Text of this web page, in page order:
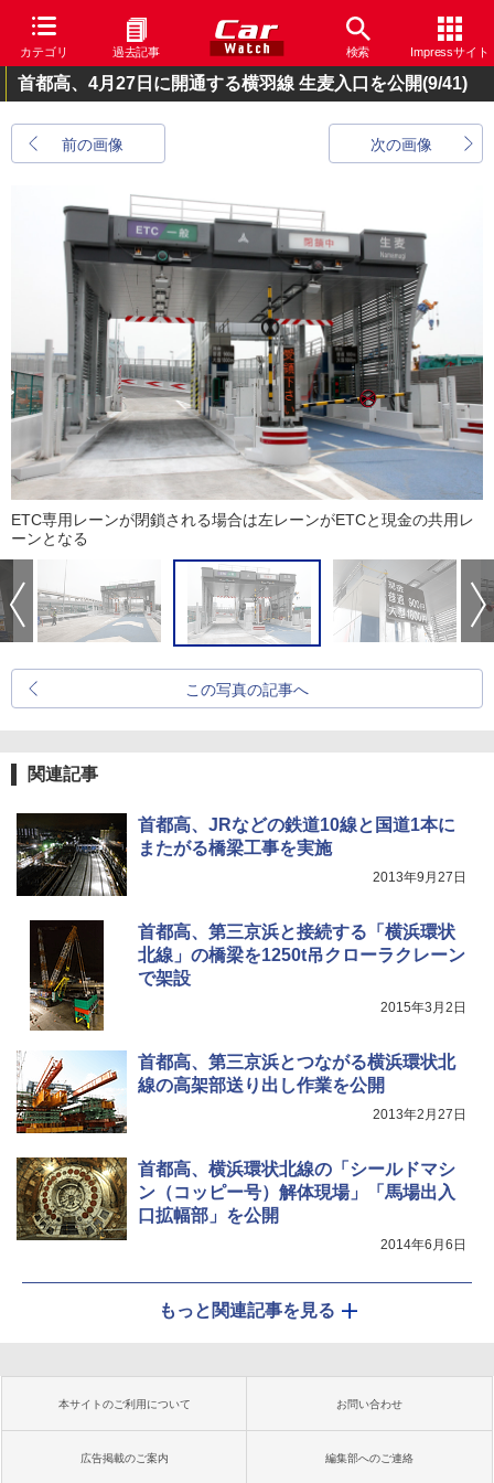
カテゴリ 過去記事 検索 Impressサイト
首都高、4月27日に開通する横羽線 生麦入口を公開(9/41)
前の画像 次の画像
ETC専用レーンが閉鎖される場合は左レーンがETCと現金の共用レ
ーンとなる
この写真の記事へ
関連記事
首都高、JRなどの鉄道10線と国道1本に
またがる橋梁工事を実施
2013年9月27日
首都高、第三京浜と接続する「横浜環状
北線」の橋梁を1250t吊クローラクレーン
で架設
2015年3月2日
首都高、第三京浜とつながる横浜環状北
線の高架部送り出し作業を公開
2013年2月27日
首都高、横浜環状北線の「シールドマシ
ン（コッピー号）解体現場」「馬場出入
口拡幅部」を公開
2014年6月6日
もっと関連記事を見る
本サイトのご利用について お問い合わせ
広告掲載のご案内 編集部へのご連絡